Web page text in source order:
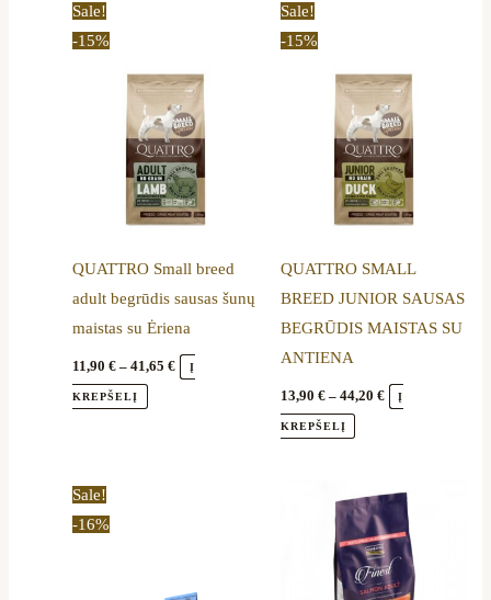
Sale!
-15%
QUATTRO Small breed
adult begrūdis sausas šunų
maistas su Ėriena
11,90€ – 41,65€
41,65 €
Į
KREPŠELĮ
multiple
variants.
The
options
may
chosen
on
the
product
Sale!
-15%
QUATTRO SMALL
BREED JUNIOR SAUSAS
BEGRŪDIS MAISTAS SU
ANTIENA
13,90 € – 44,20 €
44,20 €
Į
KREPŠELĮ
multiple
variants.
The
options
may
chosen
on
the
page
Sale!
-16%
Price
range:
19,40 €
through
85,99 €
This
product
has
multiple